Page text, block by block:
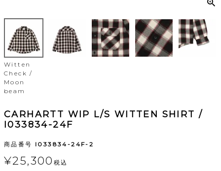
Witten
Check /
Moon
beam
CARHARTT WIP L/S WITTEN SHIRT /
I033834-24F
商品番号 I033834-24F-2
¥25,300 税込